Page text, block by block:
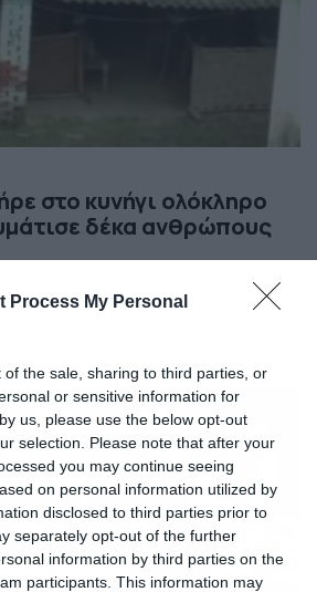
Process My Personal
of the sale, sharing to third parties, or
or sensitive information for
us, please use the below opt-out
selection. Please note that after your
you may continue seeing
on personal information utilized by
disclosed to third parties prior to
separately opt-out of the further
information by third parties on the
participants. This information may
στο κυνήγι ολόκληρο
δέκα ανθρώπους
άγρια ζώα κινδυνεύει να πάθει ότι
στην Ινδία, που τους πήρε στο
λεοπάρδαλη. Μάλιστα, το άγριο
απόλυτα φυσιολογικά
υπέστη νωρίτερα, αφού το
στο κλουβί του. […]